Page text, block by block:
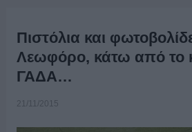
Πιστόλια και
Λεωφόρο, κάτω από το
ΓΑΔΑ…
21/11/2015